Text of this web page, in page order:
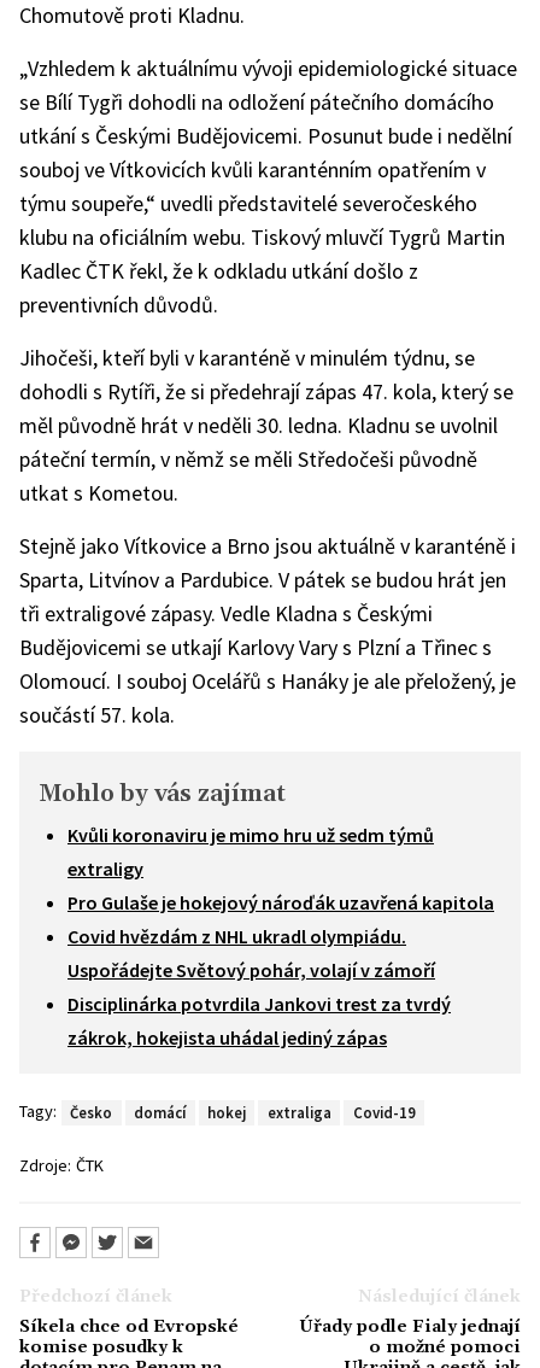
Chomutově proti Kladnu.
„Vzhledem k aktuálnímu vývoji epidemiologické situace
se Bílí Tygři dohodli na odložení pátečního domácího
utkání s Českými Budějovicemi. Posunut bude i nedělní
souboj ve Vítkovicích kvůli karanténním opatřením v
týmu soupeře,“ uvedli představitelé severočeského
klubu na oficiálním webu. Tiskový mluvčí Tygrů Martin
Kadlec ČTK řekl, že k odkladu utkání došlo z
preventivních důvodů.
Jihočeši, kteří byli v karanténě v minulém týdnu, se
dohodli s Rytíři, že si předehrají zápas 47. kola, který se
měl původně hrát v neděli 30. ledna. Kladnu se uvolnil
páteční termín, v němž se měli Středočeši původně
utkat s Kometou.
Stejně jako Vítkovice a Brno jsou aktuálně v karanténě i
Sparta, Litvínov a Pardubice. V pátek se budou hrát jen
tři extraligové zápasy. Vedle Kladna s Českými
Budějovicemi se utkají Karlovy Vary s Plzní a Třinec s
Olomoucí. I souboj Ocelářů s Hanáky je ale přeložený, je
součástí 57. kola.
Mohlo by vás zajímat
Kvůli koronaviru je mimo hru už sedm týmů
extraligy
Pro Gulaše je hokejový nároďák uzavřená kapitola
Covid hvězdám z NHL ukradl olympiádu.
Uspořádejte Světový pohár, volají v zámoří
Disciplinárka potvrdila Jankovi trest za tvrdý
zákrok, hokejista uhádal jediný zápas
Tagy: Česko domácí hokej extraliga Covid-19
Zdroje: ČTK
Předchozí článek
Síkela chce od Evropské
komise posudky k
Následující článek
Úřady podle Fialy jednají
o možné pomoci